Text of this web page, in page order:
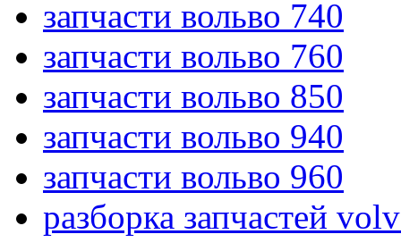
запчасти вольво 740
запчасти вольво 760
запчасти вольво 850
запчасти вольво 940
запчасти вольво 960
разборка запчастей